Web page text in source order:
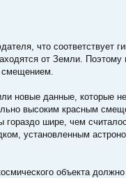
что соответствует
от Земли. Поэтому
новые данные, которые
высоким красным
гораздо шире, чем
установленным
объекта должно